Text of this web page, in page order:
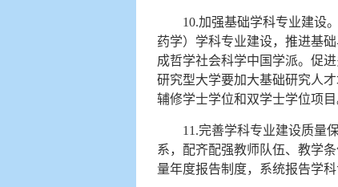
10.加强基础学科专业建设
药学）学科专业建设，推进基
成哲学社会科学中国学派。促
研究型大学要加大基础研究人
辅修学士学位和双学士学位项目
11.完善学科专业建设质量
系，配齐配强教师队伍、教学
量年度报告制度，系统报告学